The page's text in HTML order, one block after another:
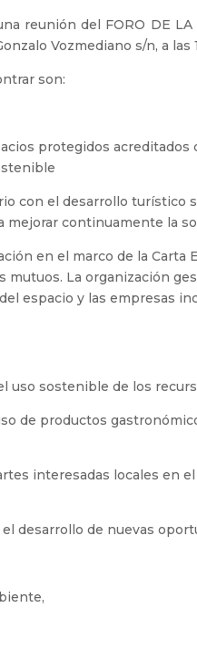
reunión del FORO DE
Vozmediano s/n, a las
son:
protegidos acreditados
con el desarrollo
mejorar continuamente la
en el marco de la
La organización
espacio y las empresas
sostenible de los
de productos
interesadas locales en
desarrollo de nuevas